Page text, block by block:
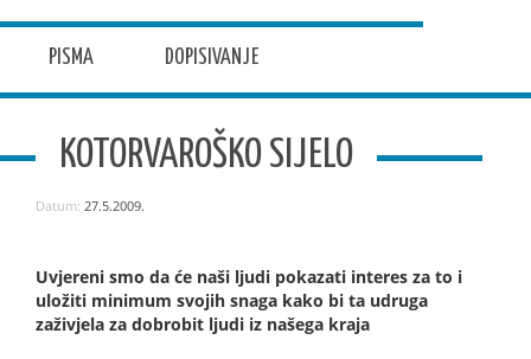
PISMA DOPISIVANJE
KOTORVAROŠKO SIJELO
Datum: 27.5.2009.
Uvjereni smo da će naši ljudi pokazati interes za to i
uložiti minimum svojih snaga kako bi ta udruga
zaživjela za dobrobit ljudi iz našega kraja